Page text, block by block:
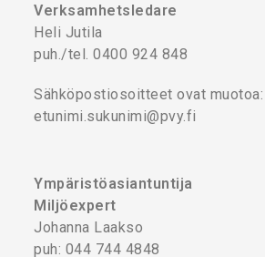
Verksamhetsledare
Heli Jutila
puh./tel. 0400 924 848
Sähköpostiosoitteet ovat muotoa:
etunimi.sukunimi@pvy.fi
Ympäristöasiantuntija
Miljöexpert
Johanna Laakso
puh: 044 744 4848